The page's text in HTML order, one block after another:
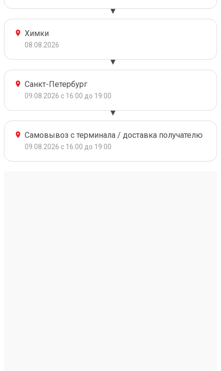
Химки
08.08.2026
Санкт-Петербург
09.08.2026 с 16:00 до 19:00
Самовывоз с терминала / доставка получателю
09.08.2026 с 16:00 до 19:00